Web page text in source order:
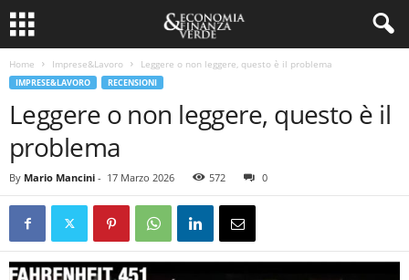
Home Imprese&Lavoro Leggere o non leggere, questo è il problema
IMPRESE&LAVORO RECENSIONI
Leggere o non leggere, questo è il
problema
By Mario Mancini - 17 Marzo 2026 572 0